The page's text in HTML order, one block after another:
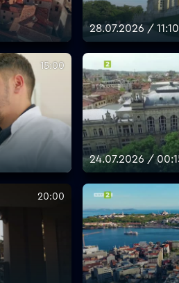
28.07.2026 / 11:10
15:00
24.07.2026 /
20:00